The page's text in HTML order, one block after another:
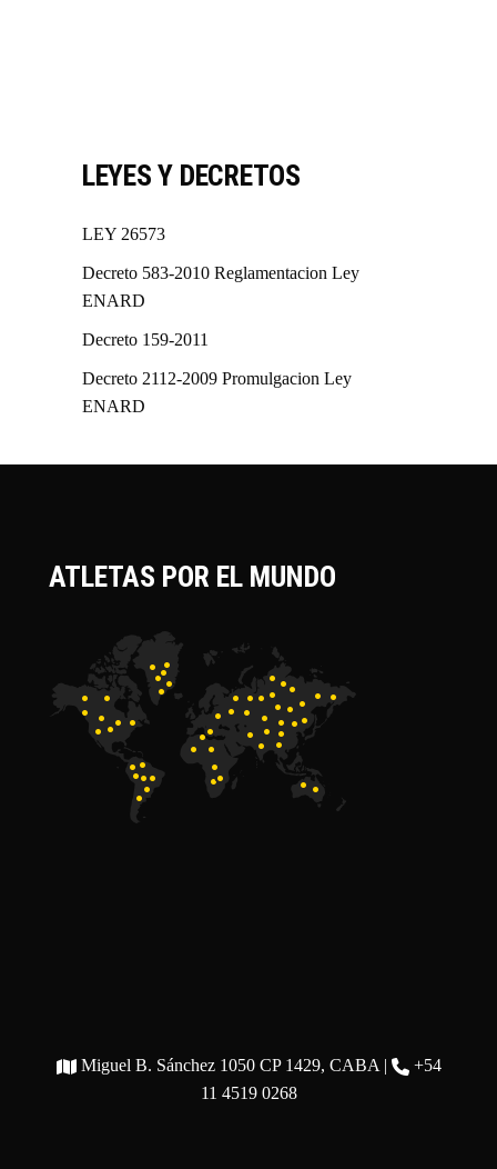
LEYES Y DECRETOS
LEY 26573
Decreto 583-2010 Reglamentacion Ley
ENARD
Decreto 159-2011
Decreto 2112-2009 Promulgacion Ley
ENARD
ATLETAS POR EL MUNDO
Miguel B. Sánchez 1050 CP 1429, CABA |
+54
11 4519 0268